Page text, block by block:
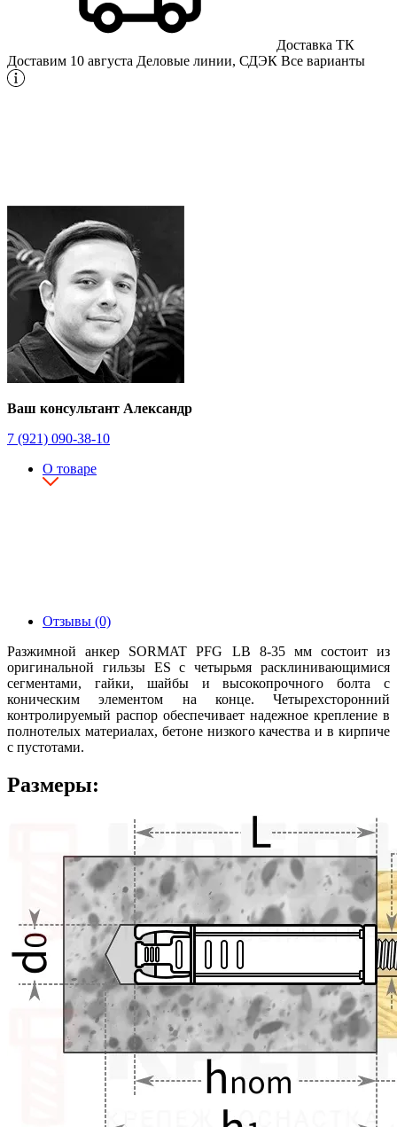
Доставка ТК
Доставим 10 августа Деловые линии, СДЭК Все варианты
Ваш консультант Александр
7 (921) 090-38-10
О товаре
Отзывы (0)
Разжимной анкер SORMAT PFG LB 8-35 мм состоит из
оригинальной гильзы ES с четырьмя расклинивающимися
сегментами, гайки, шайбы и высокопрочного болта с
коническим элементом на конце. Четырехсторонний
контролируемый распор обеспечивает надежное крепление в
полнотелых материалах, бетоне низкого качества и в кирпиче
с пустотами.
Размеры: